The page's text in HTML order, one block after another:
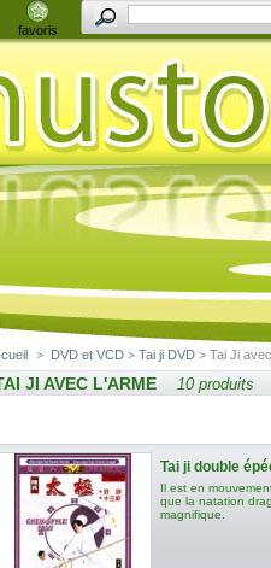
favoris
> DVD et VCD >Tai ji DVD > Tai Ji
JI AVEC L'ARME 10 produits
Tai ji double
Il est en
que la natation
magnifique.